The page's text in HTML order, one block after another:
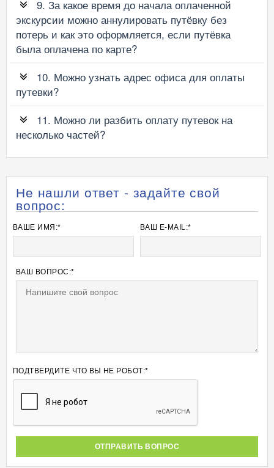
9. За какое время до начала оплаченной
экскурсии можно аннулировать путёвку без
потерь и как это оформляется, если путёвка
была оплачена по карте?
10. Можно узнать адрес офиса для оплаты
путевки?
11. Можно ли разбить оплату путевок на
несколько частей?
Не нашли ответ - задайте свой
вопрос:
ВАШЕ ИМЯ:* ВАШ E-MAIL:*
ВАШ ВОПРОС:*
ПОДТВЕРДИТЕ ЧТО ВЫ НЕ РОБОТ:*
ОТПРАВИТЬ ВОПРОС